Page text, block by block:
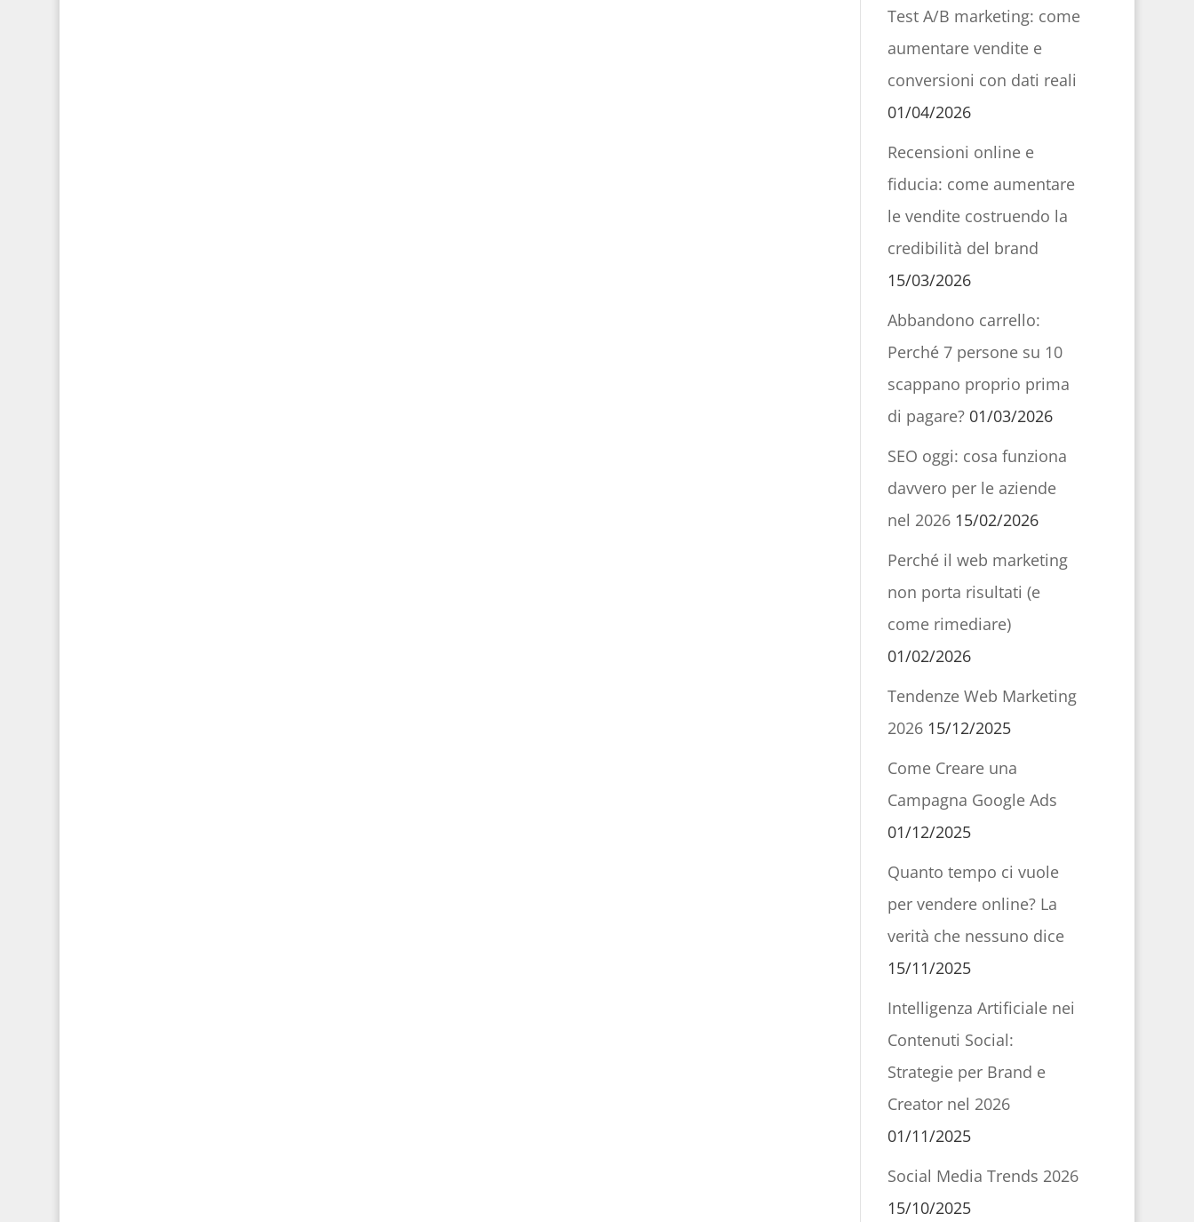
Test A/B marketing: come
aumentare vendite e
conversioni con dati reali
01/04/2026
Recensioni online e
fiducia: come aumentare
le vendite costruendo la
credibilità del brand
15/03/2026
Abbandono carrello:
Perché 7 persone su 10
scappano proprio prima
di pagare? 01/03/2026
SEO oggi: cosa funziona
davvero per le aziende
nel 2026 15/02/2026
Perché il web marketing
non porta risultati (e
come rimediare)
01/02/2026
Tendenze Web Marketing
2026 15/12/2025
Come Creare una
Campagna Google Ads
01/12/2025
Quanto tempo ci vuole
per vendere online? La
verità che nessuno dice
15/11/2025
Intelligenza Artificiale nei
Contenuti Social:
Strategie per Brand e
Creator nel 2026
01/11/2025
Social Media Trends 2026
15/10/2025